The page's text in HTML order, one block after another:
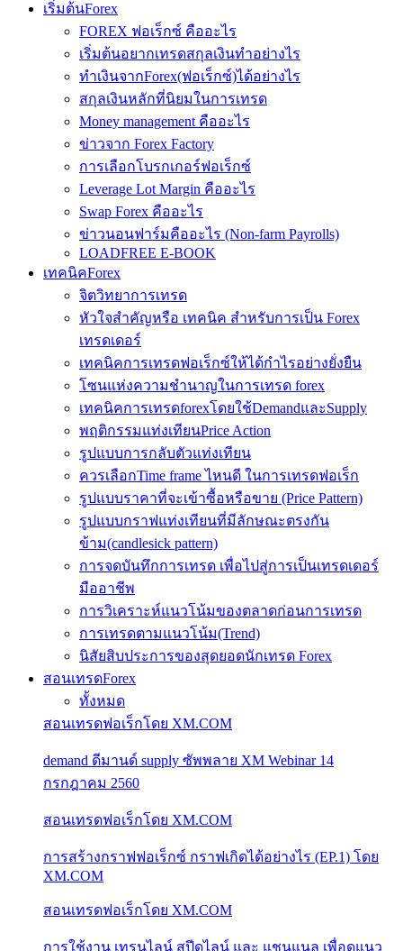
เริ่มต้นForex
FOREX ฟอเร็กซ์ คืออะไร
เริ่มต้นอยากเทรดสกุลเงินทำอย่างไร
ทำเงินจากForex(ฟอเร็กซ์)ได้อย่างไร
สกุลเงินหลักที่นิยมในการเทรด
Money management คืออะไร
ข่าวจาก Forex Factory
การเลือกโบรกเกอร์ฟอเร็กซ์
Leverage Lot Margin คืออะไร
Swap Forex คืออะไร
ข่าวนอนฟาร์มคืออะไร (Non-farm Payrolls)
LOADFREE E-BOOK
เทคนิคForex
จิตวิทยาการเทรด
หัวใจสำคัญหรือ เทคนิค สำหรับการเป็น Forex
เทรดเดอร์
เทคนิคการเทรดฟอเร็กซ์ให้ได้กำไรอย่างยั่งยืน
โซนแห่งความชำนาญในการเทรด forex
เทคนิคการเทรดforexโดยใช้DemandและSupply
พฤติกรรมแท่งเทียนPrice Action
รูปแบบการกลับตัวแท่งเทียน
ควรเลือกTime frame ไหนดี ในการเทรดฟอเร็ก
รูปแบบราคาที่จะเข้าซื้อหรือขาย (Price Pattern)
รูปแบบกราฟแท่งเทียนที่มีลักษณะตรงกัน
ข้าม(candlesick pattern)
การจดบันทึกการเทรด เพื่อไปสู่การเป็นเทรดเดอร์
มืออาชีพ
การวิเคราะห์แนวโน้มของตลาดก่อนการเทรด
การเทรดตามแนวโน้ม(Trend)
นิสัยสิบประการของสุดยอดนักเทรด Forex
สอนเทรดForex
ทั้งหมด
สอนเทรดฟอเร็กโดย XM.COM
demand ดีมานด์ supply ซัพพลาย XM Webinar 14
กรกฎาคม 2560
สอนเทรดฟอเร็กโดย XM.COM
การสร้างกราฟฟอเร็กซ์ กราฟเกิดได้อย่างไร (EP.1) โดย
XM.COM
สอนเทรดฟอเร็กโดย XM.COM
การใช้งาน เทรนไลน์ สปีดไลน์ และ แชนแนล เพื่อดูแนว